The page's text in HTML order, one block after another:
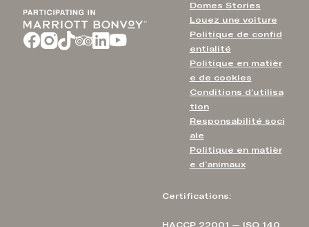
Domes Stories
Louez une voiture
Politique de confid
entialité
Politique en matièr
e de cookies
Conditions d’utilisa
tion
Responsabilité soci
ale
Politique en matièr
e d’animaux
Certifications:
HACCP 22001 — ISO 140